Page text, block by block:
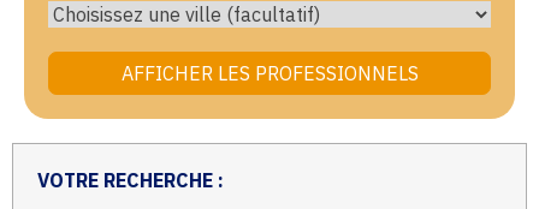
VOTRE RECHERCHE :